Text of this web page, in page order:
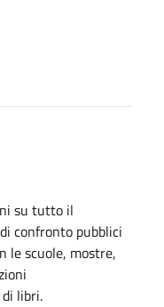
su tutto il
confronto pubblici
le scuole, mostre,
libri.